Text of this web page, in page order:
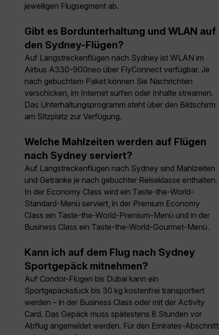
jeweiligen Flugsegment ab.
Gibt es Bordunterhaltung und WLAN auf
den Sydney-Flügen?
Auf Langstreckenflügen nach Sydney ist WLAN im
Airbus A330-900neo über FlyConnect verfügbar. Je
nach gebuchtem Paket können Sie Nachrichten
verschicken, im Internet surfen oder Inhalte streamen.
Das Unterhaltungsprogramm steht über den Bildschirm
am Sitzplatz zur Verfügung.
Welche Mahlzeiten werden auf Flügen
nach Sydney serviert?
Auf Langstreckenflügen nach Sydney sind Mahlzeiten
und Getränke je nach gebuchter Reiseklasse enthalten.
In der Economy Class wird ein Taste-the-World-
Standard-Menü serviert, in der Premium Economy
Class ein Taste-the-World-Premium-Menü und in der
Business Class ein Taste-the-World-Gourmet-Menü.
Kann ich auf dem Flug nach Sydney
Sportgepäck mitnehmen?
Auf Condor-Flügen bis Dubai kann ein
Sportgepäckstück bis 30 kg kostenfrei transportiert
werden – in der Business Class oder mit der Activity
Card. Das Gepäck muss spätestens 8 Stunden vor
Abflug angemeldet werden. Für den Emirates-Abschnitt